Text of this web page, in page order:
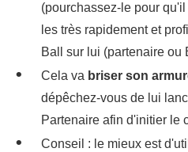
(pourchassez-le pour
les très rapidement et
Ball sur lui (partenaire ou
Cela va briser son
dépêchez-vous de lui
Partenaire afin d'initier le
Conseil : le mieux est